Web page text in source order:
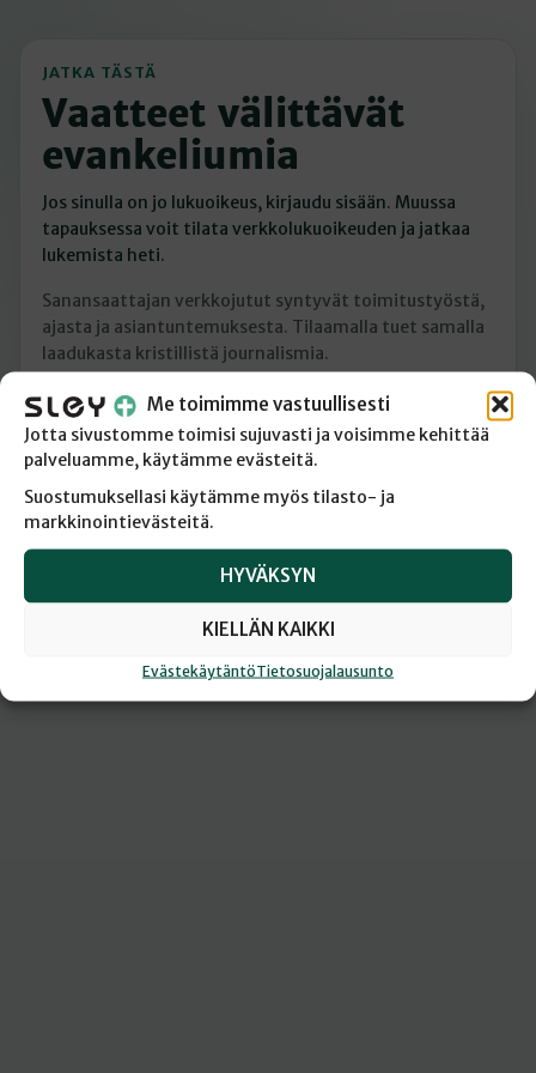
Me toimimme vastuullisesti
Jotta sivustomme toimisi sujuvasti ja voisimme kehittää
palveluamme, käytämme evästeitä.
Suostumuksellasi käytämme myös tilasto- ja
markkinointievästeitä.
HYVÄKSYN
KIELLÄN KAIKKI
EvästekäytäntöTietosuojalausunto
JATKA TÄSTÄ
Vaatteet välittävät
evankeliumia
Jos sinulla on jo lukuoikeus, kirjaudu sisään. Muussa
tapauksessa voit tilata verkkolukuoikeuden ja jatkaa
lukemista heti.
Sanansaattajan verkkojutut syntyvät toimitustyöstä,
ajasta ja asiantuntemuksesta. Tilaamalla tuet samalla
laadukasta kristillistä journalismia.
Minulla on jo lukuoikeus
Tilaan verkkolukuoikeuden